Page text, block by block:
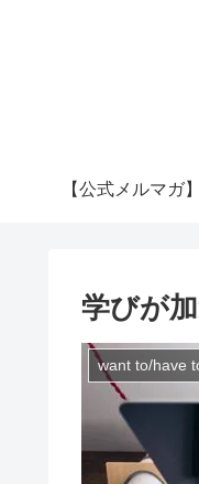
【公式メルマガ
チ 横山陽
学びが
want to/have